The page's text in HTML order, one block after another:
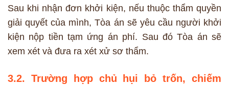
Sau khi nhận đơn khởi kiện, nếu thuộc thẩm quyền
giải quyết của mình, Tòa án sẽ yêu cầu người khởi
kiện nộp tiền tạm ứng án phí. Sau đó Tòa án sẽ
xem xét và đưa ra xét xử sơ thẩm.
3.2. Trường hợp chủ hụi bỏ trốn, chiếm